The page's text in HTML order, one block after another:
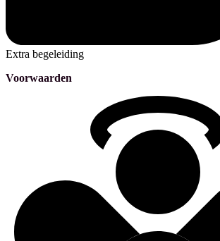
Extra begeleiding
Voorwaarden